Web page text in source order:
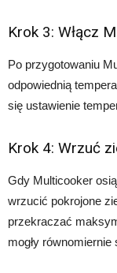
Krok 3: Włącz
Po przygotowaniu
odpowiednią
się ustawienie
Krok 4: Wrzuć
Gdy Multicooker
wrzucić pokrojone
przekraczać
mogły